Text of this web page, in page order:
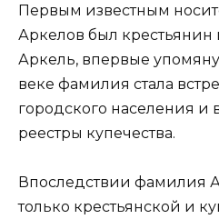
Первым известным
Аркелов был
Аркель, впервые
веке фамилия стала
городского населения и
реестры купечества.
Впоследствии фамилия
только крестьянской и